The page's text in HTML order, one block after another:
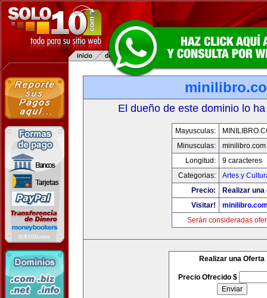
El dueño de este dominio lo
Mayusculas:
Minusculas:
minilibro.com
Longitud:
9 caracteres
Categorias:
Artes y
Precio:
Realizar
Visitar!
Serán consideradas
Realizar una Oferta
Precio Ofrecido $